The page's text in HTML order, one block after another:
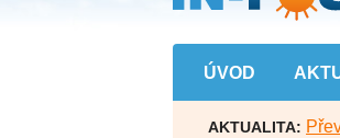
ÚVOD
AKTUALITA: